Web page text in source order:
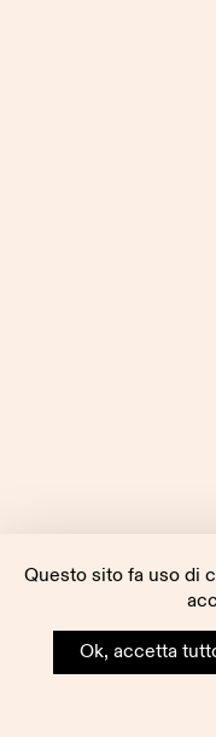
Questo sito fa uso di
Ok, accetta